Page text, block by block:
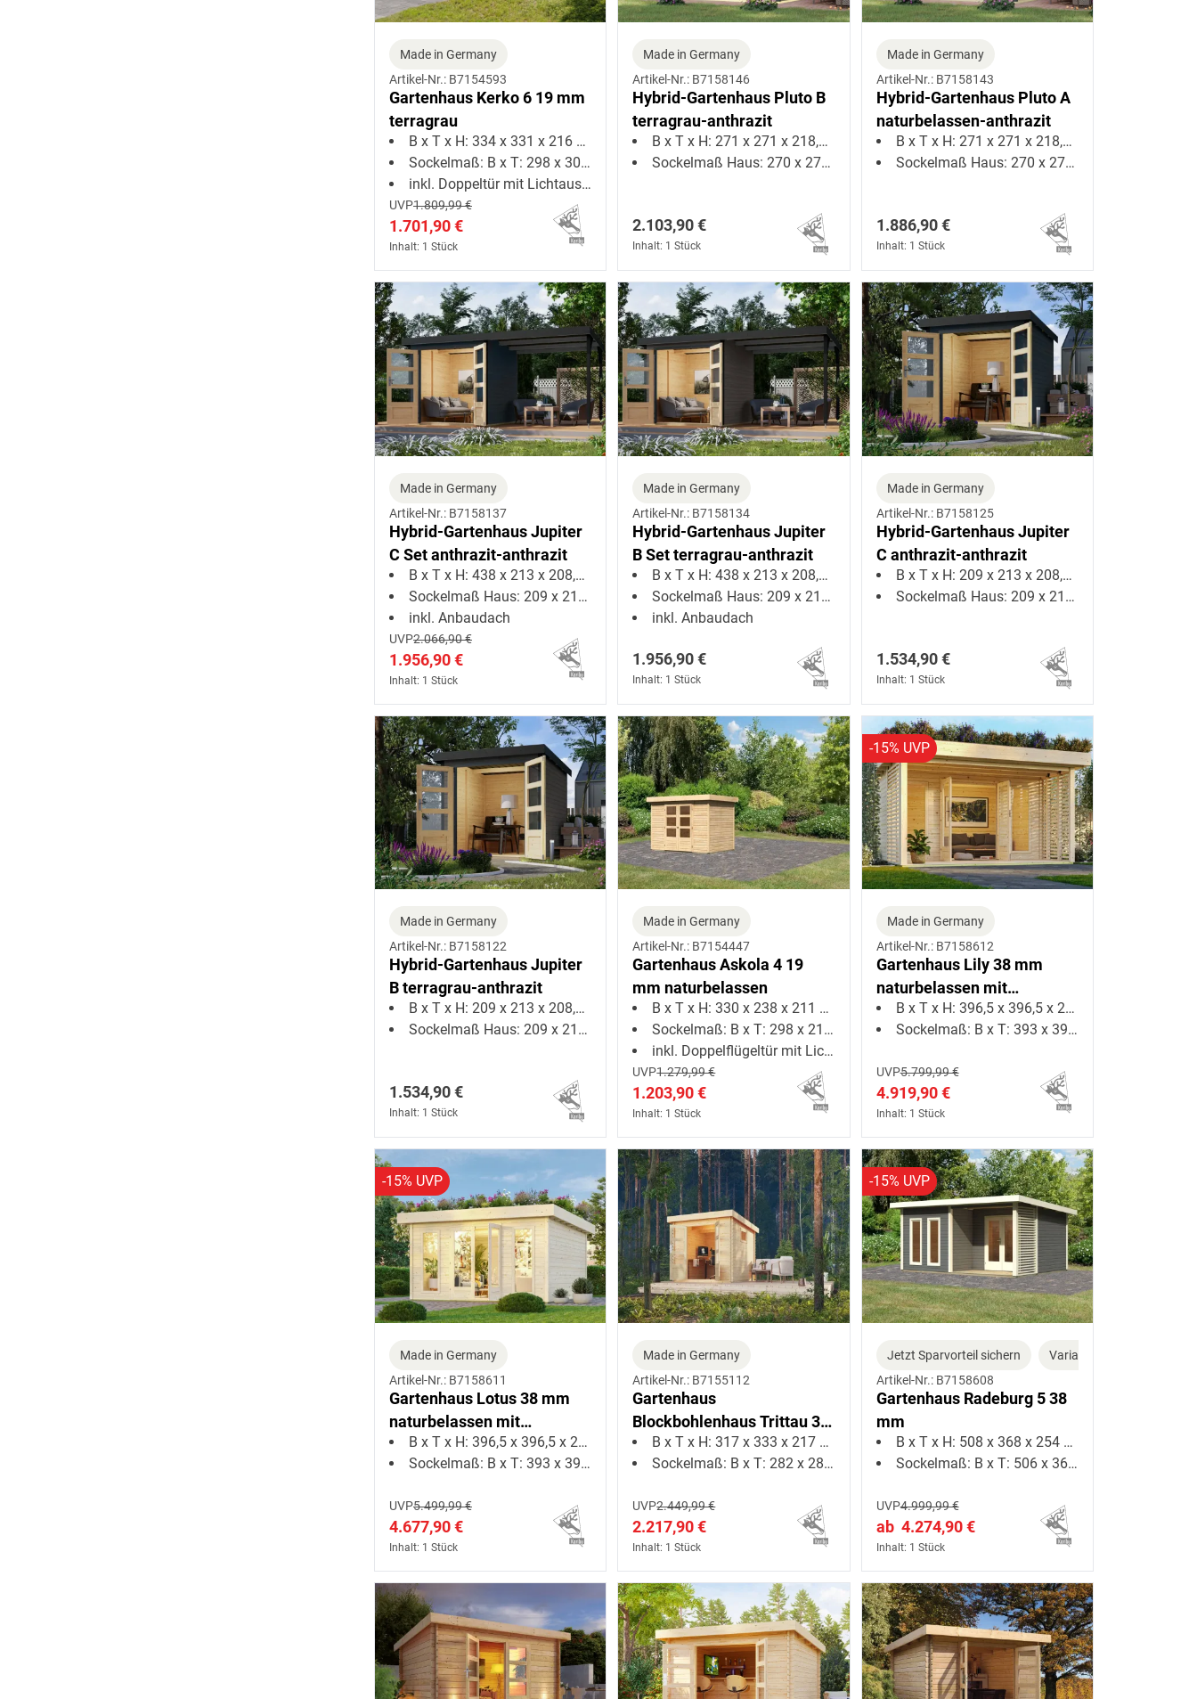
Made in Germany
Artikel-Nr.: B7154593
Gartenhaus Kerko 6 19 mm
terragrau
B x T x H: 334 x 331 x 216 cm
Sockelmaß: B x T: 298 x 302 cm
inkl. Doppeltür mit Lichtausschnitten + Fenster
UVP1.809,99 €
1.701,90 €
Inhalt: 1 Stück
Made in Germany
Artikel-Nr.: B7158146
Hybrid-Gartenhaus Pluto B
terragrau-anthrazit
B x T x H: 271 x 271 x 218,5 cm
Sockelmaß Haus: 270 x 270 cm
2.103,90 €
Inhalt: 1 Stück
Made in Germany
Artikel-Nr.: B7158143
Hybrid-Gartenhaus Pluto A
naturbelassen-anthrazit
B x T x H: 271 x 271 x 218,5 cm
Sockelmaß Haus: 270 x 270 cm
1.886,90 €
Inhalt: 1 Stück
Made in Germany
Artikel-Nr.: B7158137
Hybrid-Gartenhaus Jupiter
C Set anthrazit-anthrazit
B x T x H: 438 x 213 x 208,5 cm
Sockelmaß Haus: 209 x 213 cm
inkl. Anbaudach
UVP2.066,90 €
1.956,90 €
Inhalt: 1 Stück
Made in Germany
Artikel-Nr.: B7158134
Hybrid-Gartenhaus Jupiter
B Set terragrau-anthrazit
B x T x H: 438 x 213 x 208,5 cm
Sockelmaß Haus: 209 x 213 cm
inkl. Anbaudach
1.956,90 €
Inhalt: 1 Stück
Made in Germany
Artikel-Nr.: B7158125
Hybrid-Gartenhaus Jupiter
C anthrazit-anthrazit
B x T x H: 209 x 213 x 208,5 cm
Sockelmaß Haus: 209 x 213 cm
1.534,90 €
Inhalt: 1 Stück
Made in Germany
Artikel-Nr.: B7158122
Hybrid-Gartenhaus Jupiter
B terragrau-anthrazit
B x T x H: 209 x 213 x 208,5 cm
Sockelmaß Haus: 209 x 213 cm
1.534,90 €
Inhalt: 1 Stück
Made in Germany
Artikel-Nr.: B7154447
Gartenhaus Askola 4 19
mm naturbelassen
B x T x H: 330 x 238 x 211 cm
Sockelmaß: B x T: 298 x 213 cm
inkl. Doppelflügeltür mit Lichtausschnitten
UVP1.279,99 €
1.203,90 €
Inhalt: 1 Stück
-15% UVP
Made in Germany
Artikel-Nr.: B7158612
Gartenhaus Lily 38 mm
naturbelassen mit
Dachbegrünung
B x T x H: 396,5 x 396,5 x 238 cm
Sockelmaß: B x T: 393 x 393 cm
UVP5.799,99 €
4.919,90 €
Inhalt: 1 Stück
-15% UVP
Made in Germany
Artikel-Nr.: B7158611
Gartenhaus Lotus 38 mm
naturbelassen mit
Dachbegrünung
B x T x H: 396,5 x 396,5 x 238 cm
Sockelmaß: B x T: 393 x 393 cm
UVP5.499,99 €
4.677,90 €
Inhalt: 1 Stück
Made in Germany
Artikel-Nr.: B7155112
Gartenhaus
Blockbohlenhaus Trittau 3
38 mm naturbelassen
B x T x H: 317 x 333 x 217 cm
Sockelmaß: B x T: 282 x 282 cm
UVP2.449,99 €
2.217,90 €
Inhalt: 1 Stück
-15% UVP
Jetzt Sparvorteil sichern
Varianten
Artikel-Nr.: B7158608
Gartenhaus Radeburg 5 38
mm
B x T x H: 508 x 368 x 254 cm
Sockelmaß: B x T: 506 x 366 cm
UVP4.999,99 €
ab 4.274,90 €
Inhalt: 1 Stück